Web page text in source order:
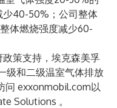
少40-50%；公司整体
体燃烧强度减少60-
策支持，埃克森美孚
级和二级温室气体排放
问 exxonmobil.com以
Solutions 。